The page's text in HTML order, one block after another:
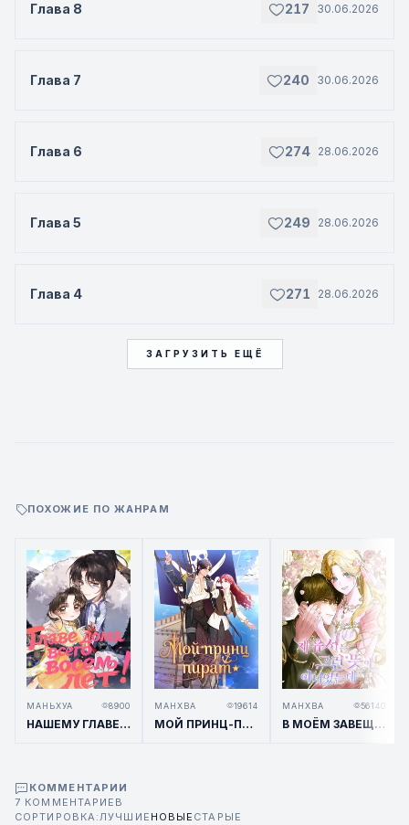
Глава 8 217 30.06.2026
Глава 7 240 30.06.2026
Глава 6 274 28.06.2026
Глава 5 249 28.06.2026
Глава 4 271 28.06.2026
ЗАГРУЗИТЬ ЕЩЁ
ПОХОЖИЕ ПО ЖАНРАМ
МАНЬХУА 8900
НАШЕМУ ГЛАВЕ СЕМЬИ ВСЕГО 8 ЛЕТ!
МАНХВА 19614
МОЙ ПРИНЦ-ПИРАТ
МАНХВА 56140
В МОЁМ ЗАВЕЩАНИИ СОВСЕМ НЕ ЭТО ИМЕЛОСЬ В ВИДУ
КОММЕНТАРИИ
7 КОММЕНТАРИЕВ
СОРТИРОВКА:ЛУЧШИЕ НОВЫЕ СТАРЫЕ